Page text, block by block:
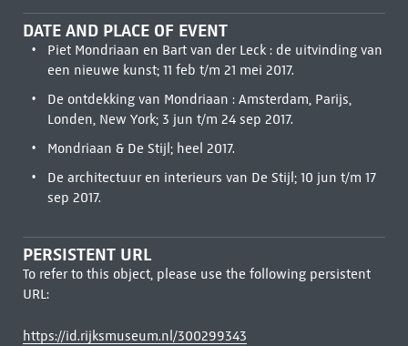
DATE AND PLACE OF EVENT
Piet Mondriaan en Bart van der Leck : de uitvinding van
een nieuwe kunst; 11 feb t/m 21 mei 2017.
De ontdekking van Mondriaan : Amsterdam, Parijs,
Londen, New York; 3 jun t/m 24 sep 2017.
Mondriaan & De Stijl; heel 2017.
De architectuur en interieurs van De Stijl; 10 jun t/m 17
sep 2017.
PERSISTENT URL
To refer to this object, please use the following persistent
URL:
https://id.rijksmuseum.nl/300299343